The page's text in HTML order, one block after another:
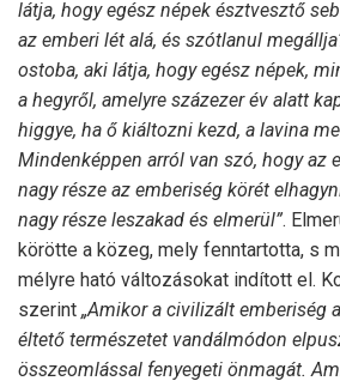
látja, hogy egész népek észtvesztő
az emberi lét alá, és szótlanul
ostoba, aki látja, hogy egész népek,
a hegyről, amelyre százezer év alatt
higgye, ha ő kiáltozni kezd, a lavina
Mindenképpen arról van szó, hogy az
nagy része az emberiség körét
nagy része leszakad és elmerül”.
körötte a közeg, mely fenntartotta, s
mélyre ható változásokat indított el.
szerint „Amikor a civilizált emberiség
éltető természetet vandálmódon
összeomlással fenyegeti önmagát.